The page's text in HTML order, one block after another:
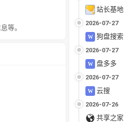
等。
站长基地
2026-07-27
狗盘搜索
2026-07-27
盘多多
2026-07-27
云搜
2026-07-26
共享之家